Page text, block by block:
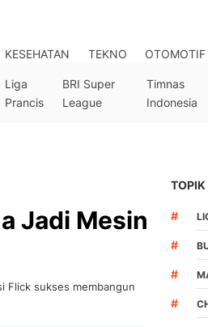
KESEHATAN TEKNO OTOMOTIF
Liga
Prancis
BRI Super
League
Timnas
Indonesia
Jadi Mesin
Flick sukses membangun
TOPIK
#
#
#
#